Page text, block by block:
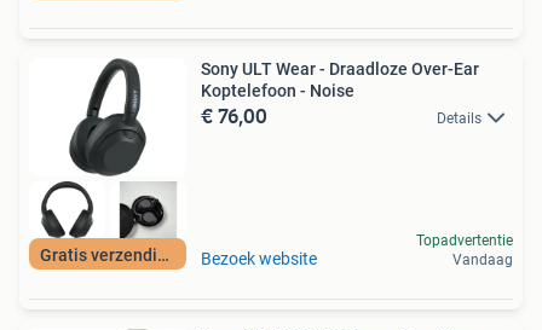
Gratis verzending
Sony ULT Wear - Draadloze Over-Ear
Koptelefoon - Noise
€ 76,00 Details
Bezoek website
Topadvertentie
Vandaag